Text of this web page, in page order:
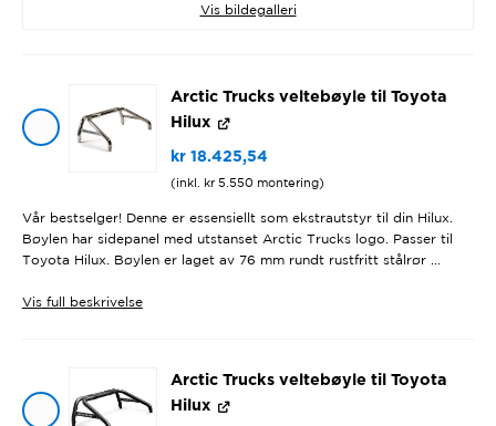
Vis bildegalleri
Arctic Trucks veltebøyle til Toyota
Hilux
kr18.425,54
(inkl. kr5.550montering)
Vår bestselger! Denne er essensiellt som ekstrautstyr til din Hilux.
Bøylen har sidepanel med utstanset Arctic Trucks logo. Passer til
Toyota Hilux. Bøylen er laget av 76 mm rundt rustfritt stålrør ...
Visfull beskrivelse
Arctic Trucks veltebøyle til Toyota
Hilux